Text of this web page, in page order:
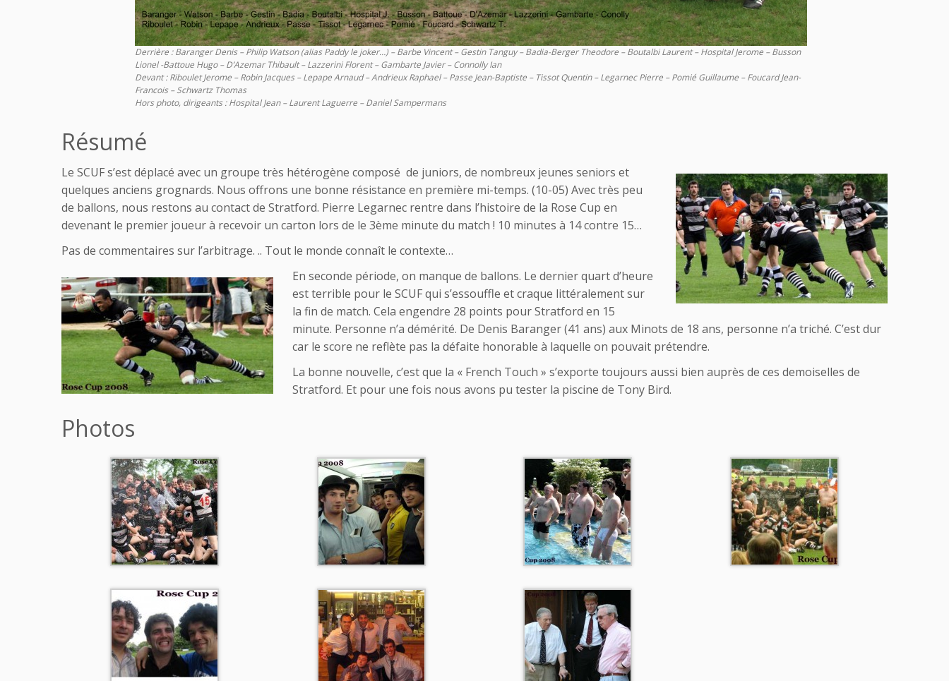
Derrière : Baranger Denis – Philip Watson (alias Paddy le joker…) – Barbe Vincent – Gestin Tanguy – Badia-Berger Theodore – Boutalbi Laurent – Hospital Jerome – Busson
Lionel -Battoue Hugo – D’Azemar Thibault – Lazzerini Florent – Gambarte Javier – Connolly Ian
Devant : Riboulet Jerome – Robin Jacques – Lepape Arnaud – Andrieux Raphael – Passe Jean-Baptiste – Tissot Quentin – Legarnec Pierre – Pomié Guillaume – Foucard Jean-
Francois – Schwartz Thomas
Hors photo, dirigeants : Hospital Jean – Laurent Laguerre – Daniel Sampermans
Résumé
Le SCUF s’est déplacé avec un groupe très hétérogène composé de juniors, de nombreux jeunes seniors et
quelques anciens grognards. Nous offrons une bonne résistance en première mi-temps. (10-05) Avec très peu
de ballons, nous restons au contact de Stratford. Pierre Legarnec rentre dans l’histoire de la Rose Cup en
devenant le premier joueur à recevoir un carton lors de le 3ème minute du match ! 10 minutes à 14 contre 15…
Pas de commentaires sur l’arbitrage. .. Tout le monde connaît le contexte…
En seconde période, on manque de ballons. Le dernier quart d’heure
est terrible pour le SCUF qui s’essouffle et craque littéralement sur
la fin de match. Cela engendre 28 points pour Stratford en 15
minute. Personne n’a démérité. De Denis Baranger (41 ans) aux Minots de 18 ans, personne n’a triché. C’est dur
car le score ne reflète pas la défaite honorable à laquelle on pouvait prétendre.
La bonne nouvelle, c’est que la « French Touch » s’exporte toujours aussi bien auprès de ces demoiselles de
Stratford. Et pour une fois nous avons pu tester la piscine de Tony Bird.
Photos